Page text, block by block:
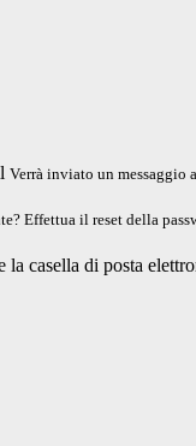
Verrà inviato un
Effettua il reset della
casella di posta